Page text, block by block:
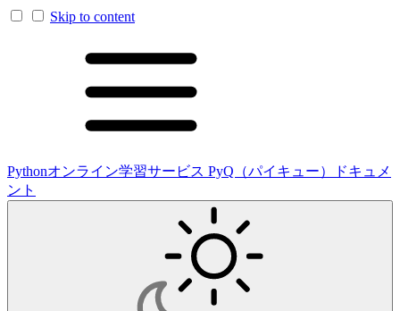
Skip to content
Pythonオンライン学習サービス PyQ（パイキュー）ドキュメ
ント